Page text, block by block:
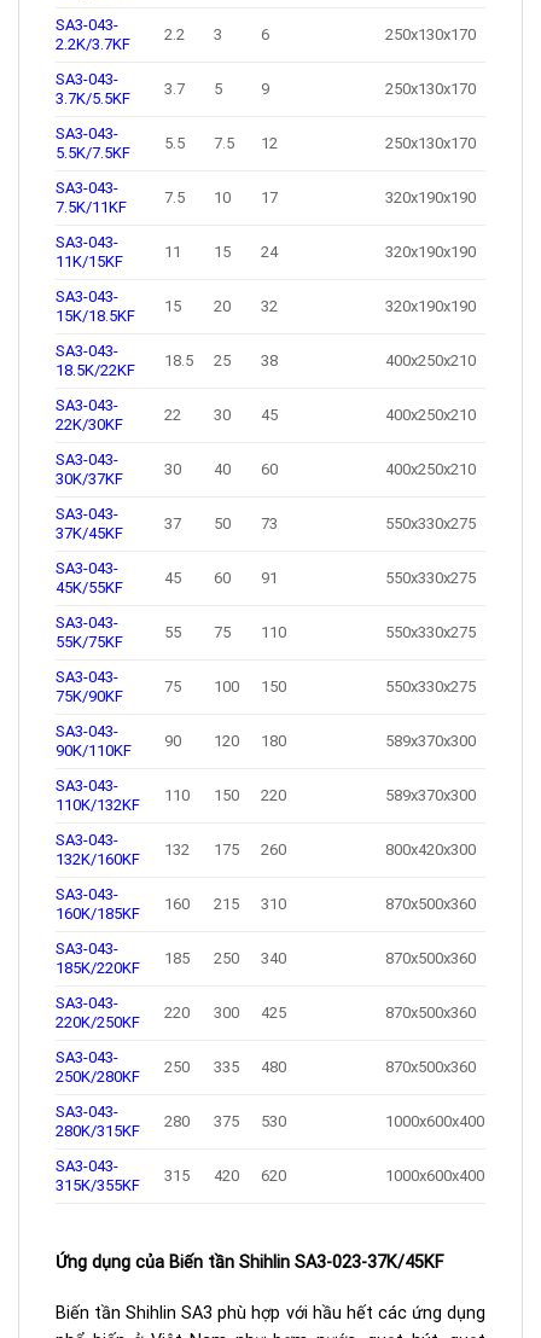
SA3-043-
2.2K/3.7KF
2.2 3 6 250x130x170
SA3-043-
3.7K/5.5KF
3.7 5 9 250x130x170
SA3-043-
5.5K/7.5KF
5.5 7.5 12 250x130x170
SA3-043-
7.5K/11KF
7.5 10 17 320x190x190
SA3-043-
11K/15KF
11 15 24 320x190x190
SA3-043-
15K/18.5KF
15 20 32 320x190x190
SA3-043-
18.5K/22KF
18.5 25 38 400x250x210
SA3-043-
22K/30KF
22 30 45 400x250x210
SA3-043-
30K/37KF
30 40 60 400x250x210
SA3-043-
37K/45KF
37 50 73 550x330x275
SA3-043-
45K/55KF
45 60 91 550x330x275
SA3-043-
55K/75KF
55 75 110 550x330x275
SA3-043-
75K/90KF
75 100 150 550x330x275
SA3-043-
90K/110KF
90 120 180 589x370x300
SA3-043-
110K/132KF
110 150 220 589x370x300
SA3-043-
132K/160KF
132 175 260 800x420x300
SA3-043-
160K/185KF
160 215 310 870x500x360
SA3-043-
185K/220KF
185 250 340 870x500x360
SA3-043-
220K/250KF
220 300 425 870x500x360
SA3-043-
250K/280KF
250 335 480 870x500x360
SA3-043-
280K/315KF
280 375 530 1000x600x400
SA3-043-
315K/355KF
315 420 620 1000x600x400
Ứng dụng của Biến tần Shihlin SA3-023-37K/45KF
Biến tần Shihlin SA3 phù hợp với hầu hết các ứng dụng